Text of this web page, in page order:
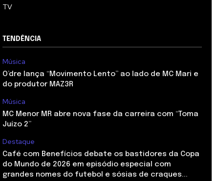
TV
TENDÊNCIA
Música
O’dre lança “Movimento Lento” ao lado de MC Mari e
do produtor MAZ3R
Música
MC Menor MR abre nova fase da carreira com “Toma
Juízo 2”
Destaque
Café com Benefícios debate os bastidores da Copa
do Mundo de 2026 em episódio especial com
grandes nomes do futebol e sósias de craques...